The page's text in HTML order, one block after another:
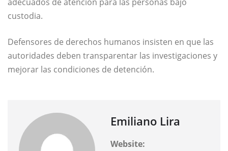
custodia.
Defensores de derechos humanos insisten en que las
autoridades deben transparentar las investigaciones y
mejorar las condiciones de detención.
Emiliano Lira
Website: